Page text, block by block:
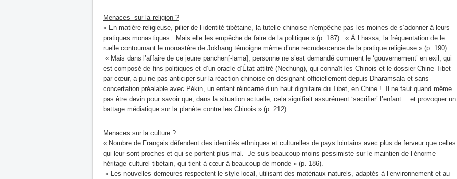
Menaces sur la religion ?
« En matière religieuse, pilier de l’identité tibétaine, la tutelle chinoise n’empêche pas les moines de s’adonner à leurs
pratiques monastiques. Mais elle les empêche de faire de la politique » (p. 187). « À Lhassa, la fréquentation de le
ruelle contournant le monastère de Jokhang témoigne même d’une recrudescence de la pratique religieuse » (p. 190).
« Mais dans l’affaire de ce jeune panchen[-lama], personne ne s’est demandé comment le ‘gouvernement’ en exil, qui
est composé de fins politiques et d’un oracle d’État attitré (Nechung), qui connaît les Chinois et le dossier Chine-Tibet
par cœur, a pu ne pas anticiper sur la réaction chinoise en désignant officiellement depuis Dharamsala et sans
concertation préalable avec Pékin, un enfant réincarné d’un haut dignitaire du Tibet, en Chine ! Il ne faut quand même
pas être devin pour savoir que, dans la situation actuelle, cela signifiait assurément ‘sacrifier’ l’enfant… et provoquer un
battage médiatique sur la planète contre les Chinois » (p. 212).
Menaces sur la culture ?
« Nombre de Français défendent des identités ethniques et culturelles de pays lointains avec plus de ferveur que celles
qui leur sont proches et qui se portent plus mal. Je suis beaucoup moins pessimiste sur le maintien de l’énorme
héritage culturel tibétain, qui tient à cœur à beaucoup de monde » (p. 186).
« Les nouvelles demeures respectent le style local, utilisant des matériaux naturels, adaptés à l’environnement et au